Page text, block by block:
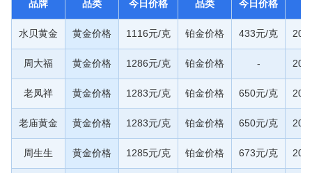
品牌 品类 今日价格 品类 今日价格
水贝黄金 黄金价格 1116元/克 铂金价格 433元/克
周大福 黄金价格 1286元/克 铂金价格 -
老凤祥 黄金价格 1283元/克 铂金价格 650元/克
老庙黄金 黄金价格 1283元/克 铂金价格 650元/克
周生生 黄金价格 1285元/克 铂金价格 673元/克